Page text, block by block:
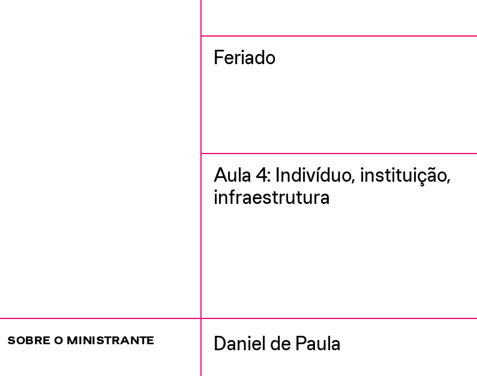
Feriado
Aula 4: Indivíduo, instituição,
infraestrutura
SOBRE O MINISTRANTE Daniel de Paula